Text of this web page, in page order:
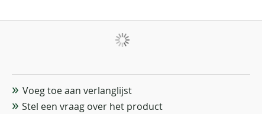
Voeg toe aan verlanglijst
Stel een vraag over het product